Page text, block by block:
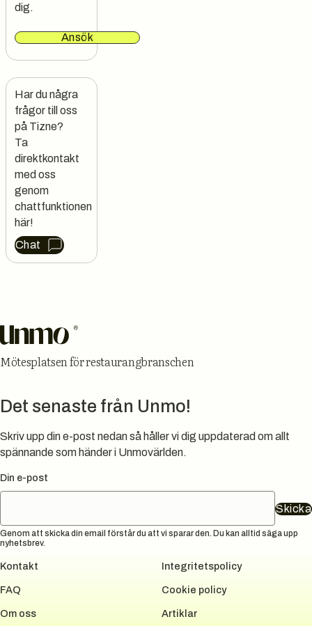
dig.
Ansök
Har du några
frågor till oss
på Tizne?
Ta
direktkontakt
med oss
genom
chattfunktionen
här!
Chat
Mötesplatsen för restaurangbranschen
Det senaste från Unmo!
Skriv upp din e-post nedan så håller vi dig uppdaterad om allt
spännande som händer i Unmovärlden.
Din e-post
Skicka
Genom att skicka din email förstår du att vi sparar den. Du kan alltid säga upp
nyhetsbrev.
Kontakt
FAQ
Om oss
Integritetspolicy
Cookie policy
Artiklar